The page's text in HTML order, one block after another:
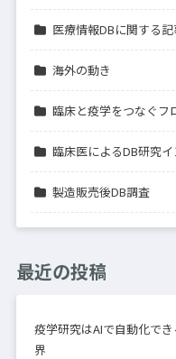
医療情報DBに関する
海外の動き
臨床と疫学をつなぐフ
臨床医によるDB研究
製造販売後DB調査
最近の投稿
疫学研究はAIで自動化で
界